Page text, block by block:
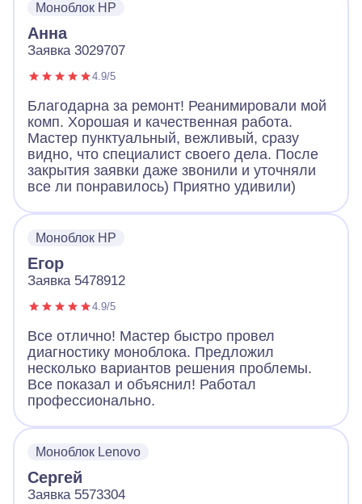
Моноблок HP
Анна
Заявка 3029707
4.9/5
Благодарна за ремонт! Реанимировали мой
комп. Хорошая и качественная работа.
Мастер пунктуальный, вежливый, сразу
видно, что специалист своего дела. После
закрытия заявки даже звонили и уточняли
все ли понравилось) Приятно удивили)
Моноблок HP
Егор
Заявка 5478912
4.9/5
Все отлично! Мастер быстро провел
диагностику моноблока. Предложил
несколько вариантов решения проблемы.
Все показал и объяснил! Работал
профессионально.
Моноблок Lenovo
Сергей
Заявка 5573304